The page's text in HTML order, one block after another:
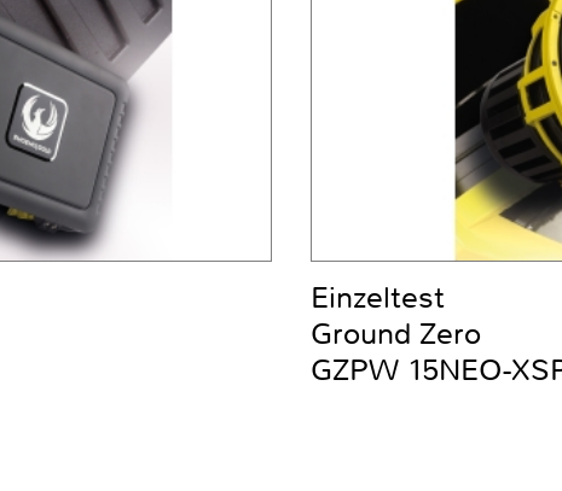
Einzeltest
Ground Zero
GZPW 15NEO-